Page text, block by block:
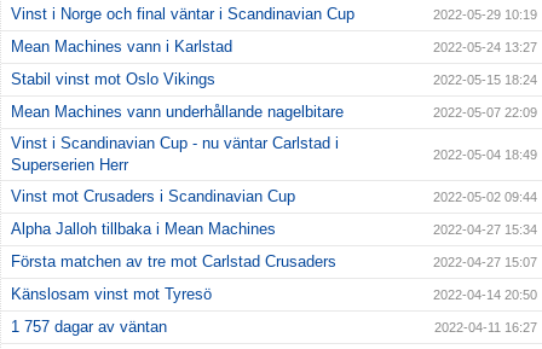
Vinst i Norge och final väntar i Scandinavian Cup 2022-05-29 10:19
Mean Machines vann i Karlstad 2022-05-24 13:27
Stabil vinst mot Oslo Vikings 2022-05-15 18:24
Mean Machines vann underhållande nagelbitare 2022-05-07 22:09
Vinst i Scandinavian Cup - nu väntar Carlstad i
Superserien Herr
2022-05-04 18:49
Vinst mot Crusaders i Scandinavian Cup 2022-05-02 09:44
Alpha Jalloh tillbaka i Mean Machines 2022-04-27 15:34
Första matchen av tre mot Carlstad Crusaders 2022-04-27 15:07
Känslosam vinst mot Tyresö 2022-04-14 20:50
1 757 dagar av väntan 2022-04-11 16:27